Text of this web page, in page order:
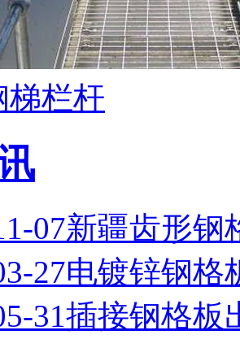
梯栏杆
07新疆齿形钢
27电镀锌钢格
31插接钢格板